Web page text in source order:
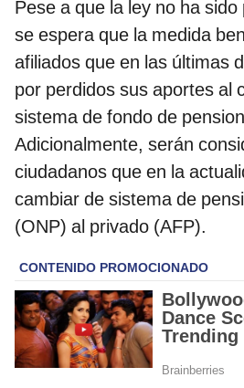
Pese a que la ley no ha
se espera que la medida
afiliados que en las últimas
por perdidos sus aportes al
sistema de fondo de
Adicionalmente, serán
ciudadanos que en la
cambiar de sistema de
(ONP) al privado (AFP).